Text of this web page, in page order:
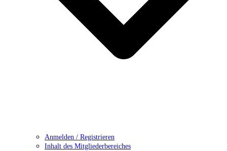
Anmelden / Registrieren
Inhalt des Mitgliederbereiches